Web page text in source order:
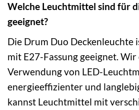
Welche Leuchtmittel sind für
geeignet?
Die Drum Duo Deckenleuchte
mit E27-Fassung geeignet.
Verwendung von LED-
energieeffizienter und
kannst Leuchtmittel mit